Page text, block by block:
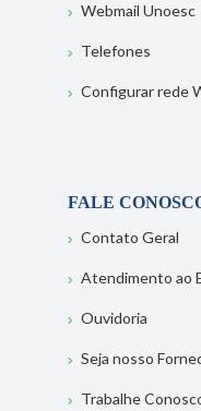
Webmail Unoesc
Telefones
Configurar rede
FALE
Contato Geral
Atendimento ao
Ouvidoria
Seja nosso
Trabalhe